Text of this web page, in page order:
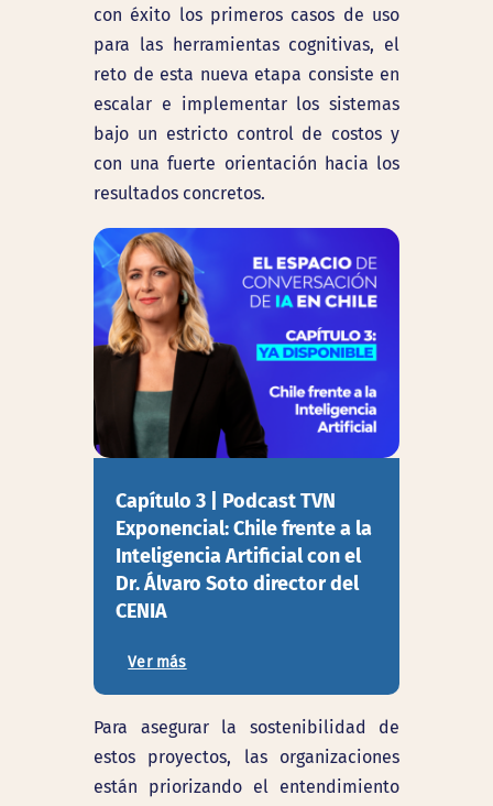
con éxito los primeros casos de uso
para las herramientas cognitivas, el
reto de esta nueva etapa consiste en
escalar e implementar los sistemas
bajo un estricto control de costos y
con una fuerte orientación hacia los
resultados concretos.
Capítulo 3 | Podcast TVN
Exponencial: Chile frente a la
Inteligencia Artificial con el
Dr. Álvaro Soto director del
CENIA
Ver más
Para asegurar la sostenibilidad de
estos proyectos, las organizaciones
están priorizando el entendimiento